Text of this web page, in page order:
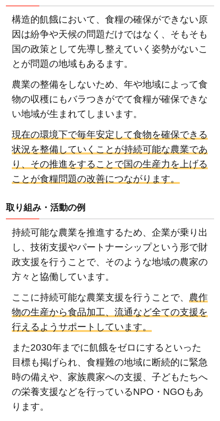
構造的飢餓において、食糧の確保ができない原
因は紛争や天候の問題だけではなく、そもそも
国の政策として先導し整えていく姿勢がないこ
とが問題の地域もあるます。
農業の整備をしないため、年や地域によって食
物の収穫にもバラつきがでて食糧が確保できな
い地域が生まれてしまいます。
現在の環境下で毎年安定して食物を確保できる
状況を整備していくことが持続可能な農業であ
り、その推進をすることで国の生産力を上げる
ことが食糧問題の改善につながります。
取り組み・活動の例
持続可能な農業を推進するため、企業が乗り出
し、技術支援やパートナーシップという形で財
政支援を行うことで、そのような地域の農家の
方々と協働しています。
ここに持続可能な農業支援を行うことで、 農作
物の生産から食品加工、流通など全ての支援を
行えるようサポートしています。
また2030年までに飢餓をゼロにするといった
目標も掲げられ、食糧難の地域に断続的に緊急
時の備えや、家族農家への支援、子どもたちへ
の栄養支援などを行っているNPO・NGOもあ
ります。